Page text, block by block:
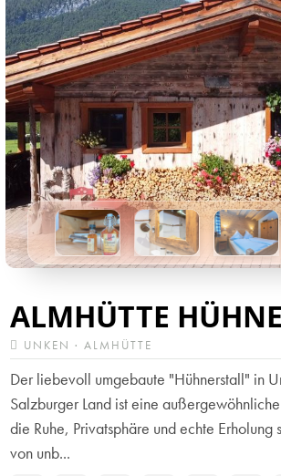
ALMHÜTTE
UNKEN · ALMHÜTTE
Der liebevoll umgebaute "Hühnerstall" in
Salzburger Land ist eine
die Ruhe, Privatsphäre und echte Erholung
von unb...